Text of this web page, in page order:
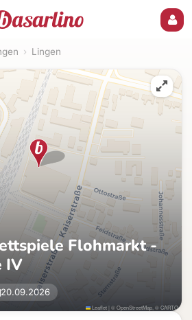
› Lingen
Flohmarkt -
IV
20.09.2026
Leaflet|©OpenStreetMap , ©CARTO